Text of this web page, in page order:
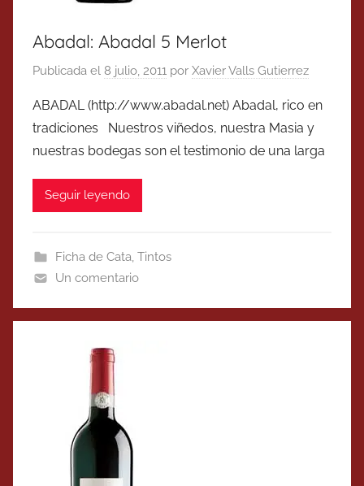
Abadal: Abadal 5 Merlot
Publicada el 8 julio, 2011 por Xavier Valls Gutierrez
ABADAL (http://www.abadal.net) Abadal, rico en
tradiciones Nuestros viñedos, nuestra Masia y
nuestras bodegas son el testimonio de una larga
Seguir leyendo
Ficha de Cata, Tintos
Un comentario